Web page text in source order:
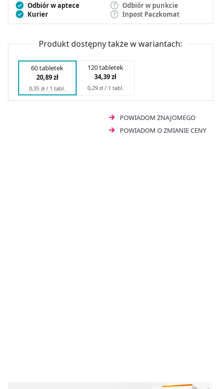
Odbiór w aptece
Odbiór w punkcie
Kurier
Inpost Paczkomat
Produkt dostępny także w wariantach:
60 tabletek
20,89 zł
0,35 zł / 1 tabl.
120 tabletek
34,39 zł
0,29 zł / 1 tabl.
POWIADOM ZNAJOMEGO
POWIADOM O ZMIANIE CENY